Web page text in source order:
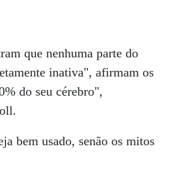
que nenhuma parte do
inativa", afirmam os
do seu cérebro",
bem usado, senão os mitos